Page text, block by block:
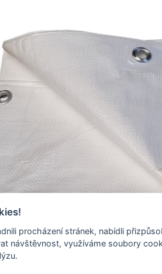
procházení stránek, nabídli
návštěvnost, využíváme soubory